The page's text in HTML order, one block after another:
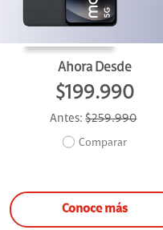
Ahora Desde
$199.990
Antes:$259.990
Comparar
Conoce más